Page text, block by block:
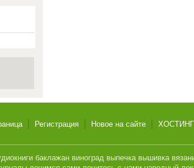
Регистрация Новое на сайте ХОСТИНГ
баклажан виноград выпечка вышивка